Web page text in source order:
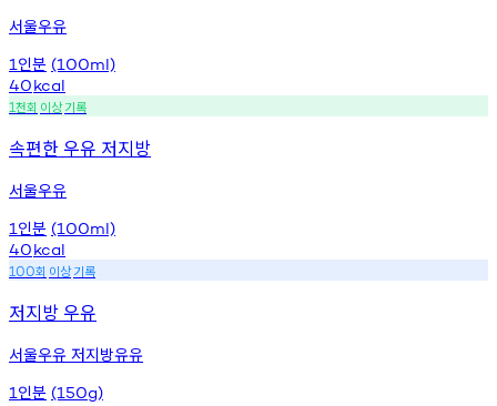
서울우유
1 인분 (100ml)
40kcal
1천회 이상기록
속편한 우유 저지방
서울우유
1 인분 (100ml)
40kcal
100회 이상기록
저지방 우유
서울우유 저지방유유
1 인분 (150g)